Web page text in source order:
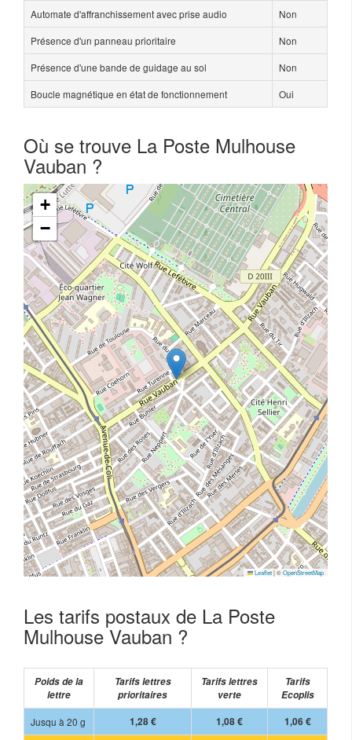
Automate d'affranchissement avec prise audio
Non
Présence d'un panneau prioritaire
Non
Présence d'une bande de guidage au sol
Non
Boucle magnétique en état de fonctionnement
Oui
Où se trouve La Poste Mulhouse
Vauban ?
+
−
Leaflet|©OpenStreetMap
Les tarifs postaux de La Poste
Mulhouse Vauban ?
Poids de la
lettre
Tarifs lettres
prioritaires
Tarifs lettres
verte
Tarifs
Ecoplis
Jusqu à 20 g
1,28 € 1,08 €
1,06 €